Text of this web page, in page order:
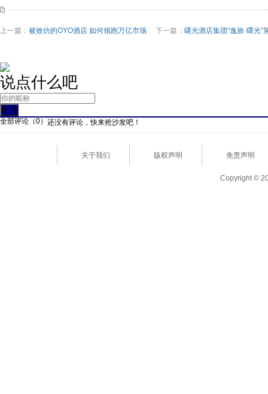
上一篇： 被效仿的OYO酒店 如何领跑万亿市场 下一篇： 曙光酒店集团“逸旅·曙光
说点什么吧
全部评论（0） 还没有评论，快来抢沙发吧！
关于我们 版权声明 免责声明
Copyright ©